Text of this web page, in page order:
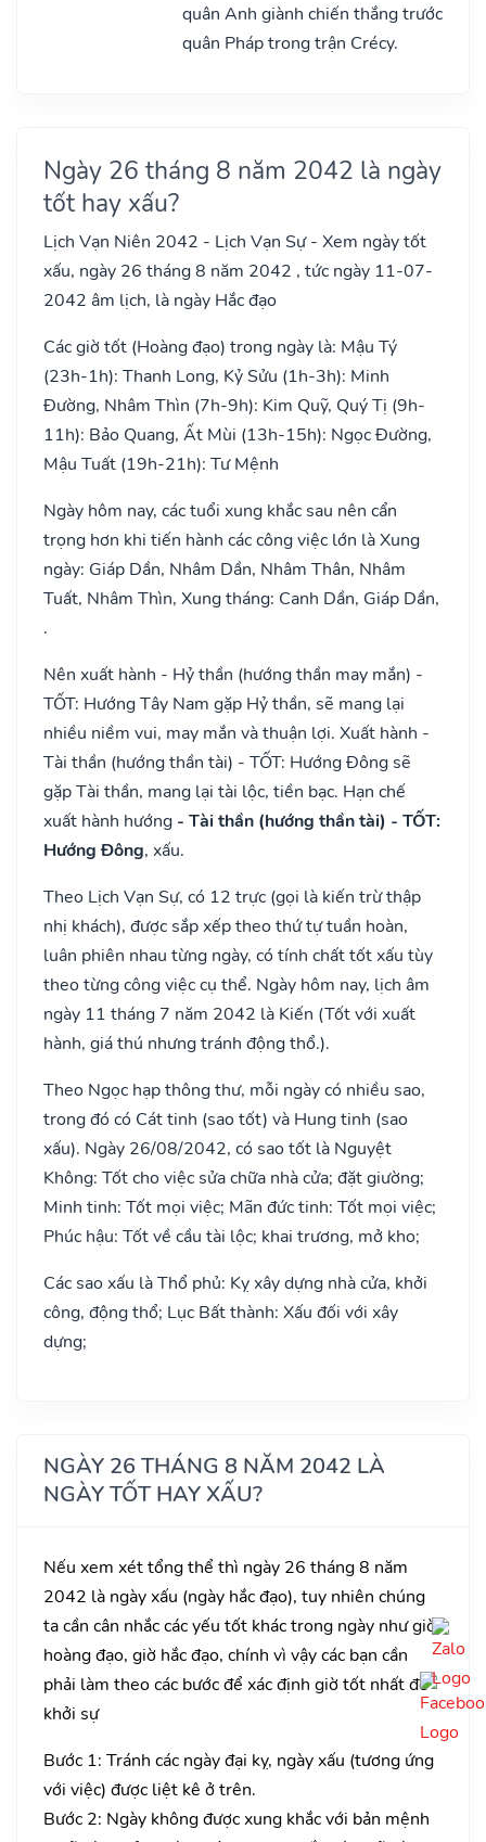
quân Anh giành chiến thắng trước
quân Pháp trong trận Crécy.
Ngày 26 tháng 8 năm 2042 là ngày
tốt hay xấu?
Lịch Vạn Niên 2042 - Lịch Vạn Sự - Xem ngày tốt
xấu, ngày 26 tháng 8 năm 2042 , tức ngày 11-07-
2042 âm lịch, là ngày Hắc đạo
Các giờ tốt (Hoàng đạo) trong ngày là: Mậu Tý
(23h-1h): Thanh Long, Kỷ Sửu (1h-3h): Minh
Đường, Nhâm Thìn (7h-9h): Kim Quỹ, Quý Tị (9h-
11h): Bảo Quang, Ất Mùi (13h-15h): Ngọc Đường,
Mậu Tuất (19h-21h): Tư Mệnh
Ngày hôm nay, các tuổi xung khắc sau nên cẩn
trọng hơn khi tiến hành các công việc lớn là Xung
ngày: Giáp Dần, Nhâm Dần, Nhâm Thân, Nhâm
Tuất, Nhâm Thìn, Xung tháng: Canh Dần, Giáp Dần,
.
Nên xuất hành - Hỷ thần (hướng thần may mắn) -
TỐT: Hướng Tây Nam gặp Hỷ thần, sẽ mang lại
nhiều niềm vui, may mắn và thuận lợi. Xuất hành -
Tài thần (hướng thần tài) - TỐT: Hướng Đông sẽ
gặp Tài thần, mang lại tài lộc, tiền bạc. Hạn chế
xuất hành hướng - Tài thần (hướng thần tài) - TỐT:
Hướng Đông, xấu.
Theo Lịch Vạn Sự, có 12 trực (gọi là kiến trừ thập
nhị khách), được sắp xếp theo thứ tự tuần hoàn,
luân phiên nhau từng ngày, có tính chất tốt xấu tùy
theo từng công việc cụ thể. Ngày hôm nay, lịch âm
ngày 11 tháng 7 năm 2042 là Kiến (Tốt với xuất
hành, giá thú nhưng tránh động thổ.).
Theo Ngọc hạp thông thư, mỗi ngày có nhiều sao,
trong đó có Cát tinh (sao tốt) và Hung tinh (sao
xấu). Ngày 26/08/2042, có sao tốt là Nguyệt
Không: Tốt cho việc sửa chữa nhà cửa; đặt giường;
Minh tinh: Tốt mọi việc; Mãn đức tinh: Tốt mọi việc;
Phúc hậu: Tốt về cầu tài lộc; khai trương, mở kho;
Các sao xấu là Thổ phủ: Kỵ xây dựng nhà cửa, khởi
công, động thổ; Lục Bất thành: Xấu đối với xây
dựng;
NGÀY 26 THÁNG 8 NĂM 2042 LÀ
NGÀY TỐT HAY XẤU?
Nếu xem xét tổng thể thì ngày 26 tháng 8 năm
2042 là ngày xấu (ngày hắc đạo), tuy nhiên chúng
ta cần cân nhắc các yếu tốt khác trong ngày như giờ
hoàng đạo, giờ hắc đạo, chính vì vậy các bạn cần
phải làm theo các bước để xác định giờ tốt nhất để
khởi sự
Bước 1: Tránh các ngày đại kỵ, ngày xấu (tương ứng
với việc) được liệt kê ở trên.
Bước 2: Ngày không được xung khắc với bản mệnh